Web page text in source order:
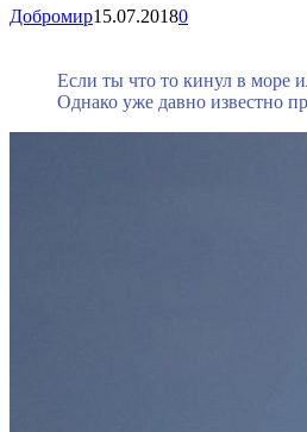
Добромир15.07.20180
Если ты что то кинул в море
Однако уже давно